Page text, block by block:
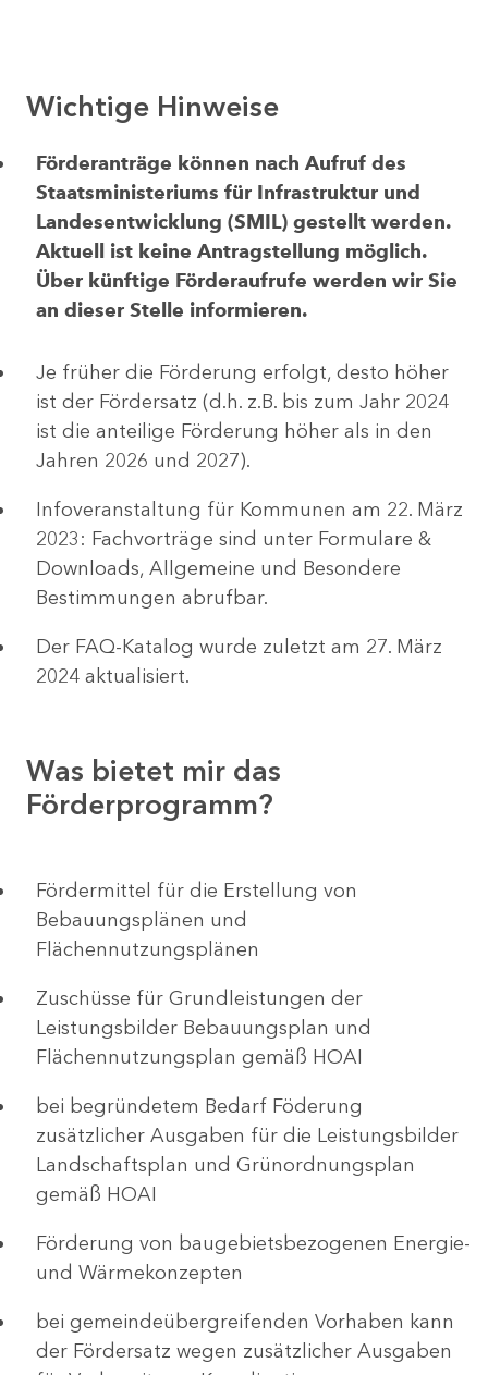
Wichtige Hinweise
Förderanträge können nach Aufruf des
Staatsministeriums für Infrastruktur und
Landesentwicklung (SMIL) gestellt werden.
Aktuell ist keine Antragstellung möglich.
Über künftige Förderaufrufe werden wir Sie
an dieser Stelle informieren.
Je früher die Förderung erfolgt, desto höher
ist der Fördersatz (d.h. z.B. bis zum Jahr 2024
ist die anteilige Förderung höher als in den
Jahren 2026 und 2027).
Infoveranstaltung für Kommunen am 22. März
2023: Fachvorträge sind unter Formulare &
Downloads, Allgemeine und Besondere
Bestimmungen abrufbar.
Der FAQ-Katalog wurde zuletzt am 27. März
2024 aktualisiert.
Was bietet mir das
Förderprogramm?
Fördermittel für die Erstellung von
Bebauungsplänen und
Flächennutzungsplänen
Zuschüsse für Grundleistungen der
Leistungsbilder Bebauungsplan und
Flächennutzungsplan gemäß HOAI
bei begründetem Bedarf Föderung
zusätzlicher Ausgaben für die Leistungsbilder
Landschaftsplan und Grünordnungsplan
gemäß HOAI
Förderung von baugebietsbezogenen Energie-
und Wärmekonzepten
bei gemeindeübergreifenden Vorhaben kann
der Fördersatz wegen zusätzlicher Ausgaben